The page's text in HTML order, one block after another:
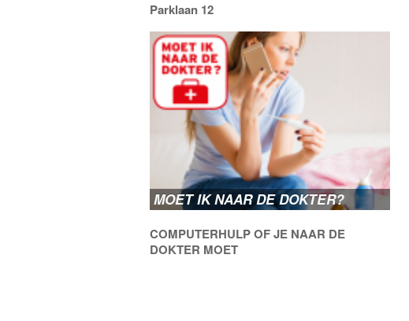
Parklaan 12
MOET IK NAAR DE DOKTER?
COMPUTERHULP OF JE NAAR DE
DOKTER MOET